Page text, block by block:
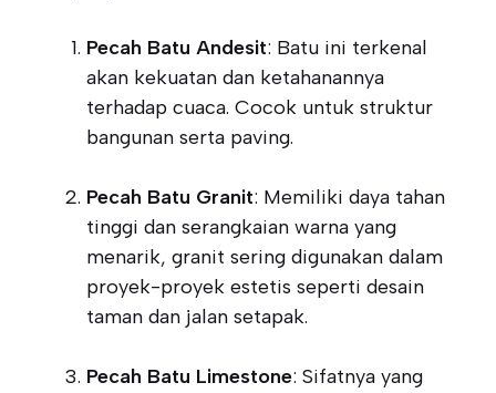
Pecah Batu Andesit: Batu ini terkenal
akan kekuatan dan ketahanannya
terhadap cuaca. Cocok untuk struktur
bangunan serta paving.
Pecah Batu Granit: Memiliki daya tahan
tinggi dan serangkaian warna yang
menarik, granit sering digunakan dalam
proyek-proyek estetis seperti desain
taman dan jalan setapak.
Pecah Batu Limestone: Sifatnya yang